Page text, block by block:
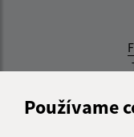
Používame